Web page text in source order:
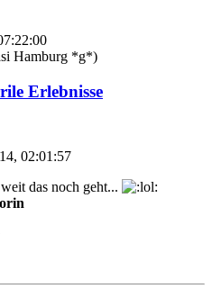
Hamburg *g*)
Erlebnisse
02:01:57
das noch geht...